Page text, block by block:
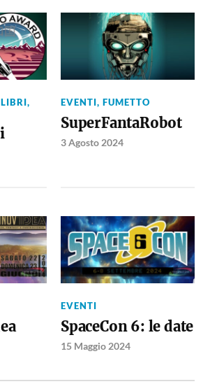
LIBRI,
EVENTI,FUMETTO
SuperFantaRobot
3 Agosto 2024
EVENTI
SpaceCon 6: le date
15 Maggio 2024